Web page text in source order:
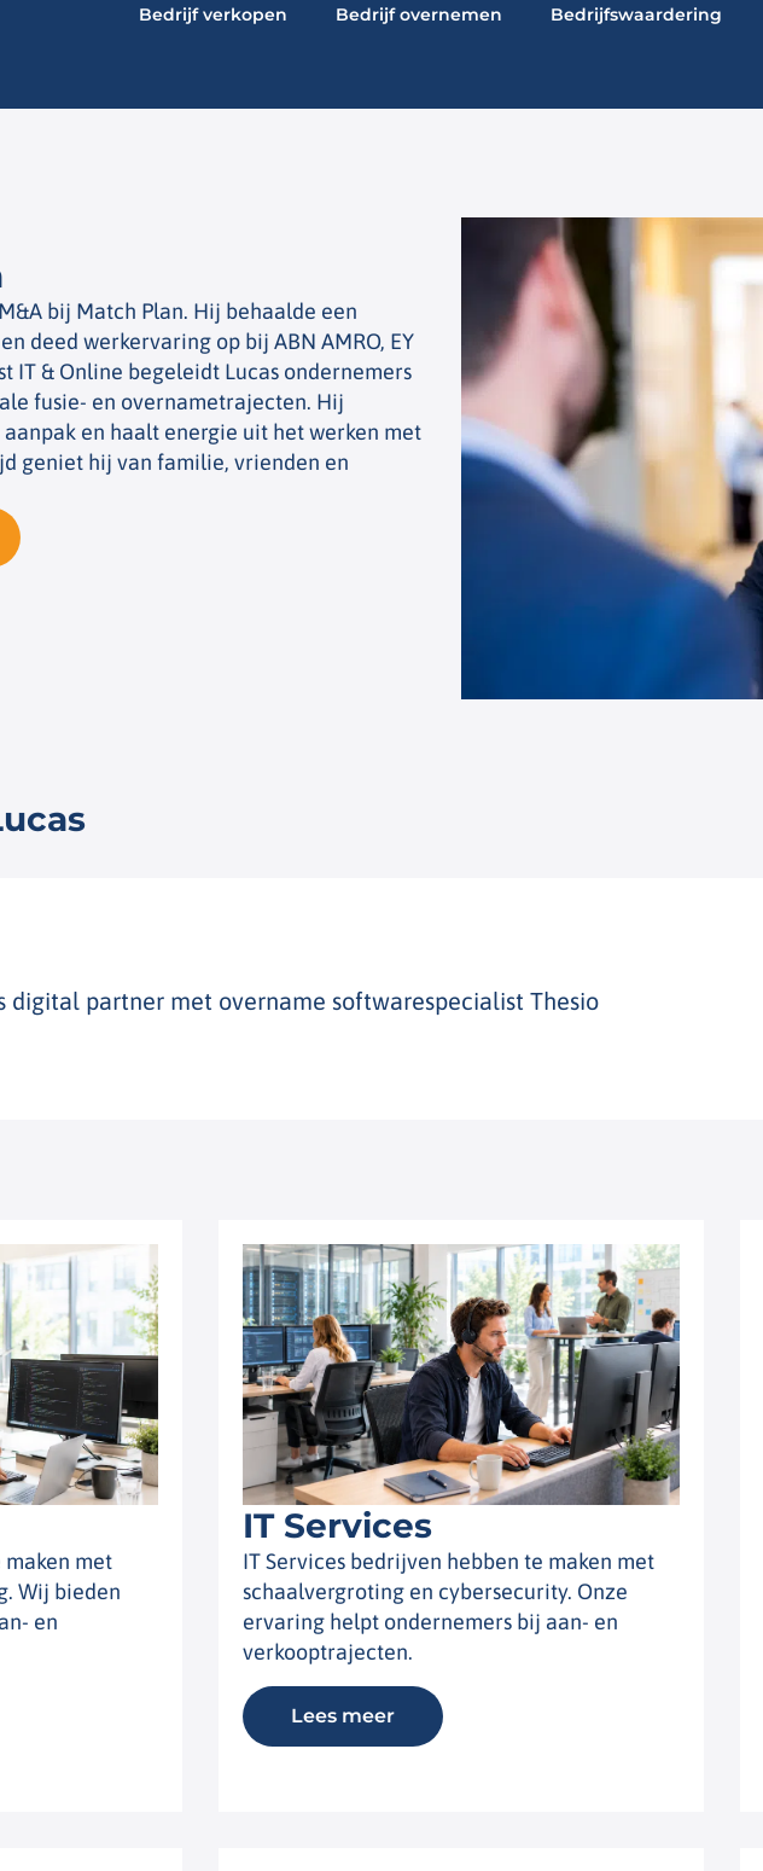
Bedrijf verkopen Bedrijf overnemen Bedrijfswaardering
bij Match Plan. Hij behaalde een
deed werkervaring op bij ABN AMRO, EY
IT & Online begeleidt Lucas ondernemers
fusie- en overnametrajecten. Hij
en haalt energie uit het werken met
geniet hij van familie, vrienden en
digital partner met overname softwarespecialist Thesio
met
Wij bieden
en
IT Services
IT Services bedrijven hebben te maken met
schaalvergroting en cybersecurity. Onze
ervaring helpt ondernemers bij aan- en
verkooptrajecten.
Lees meer